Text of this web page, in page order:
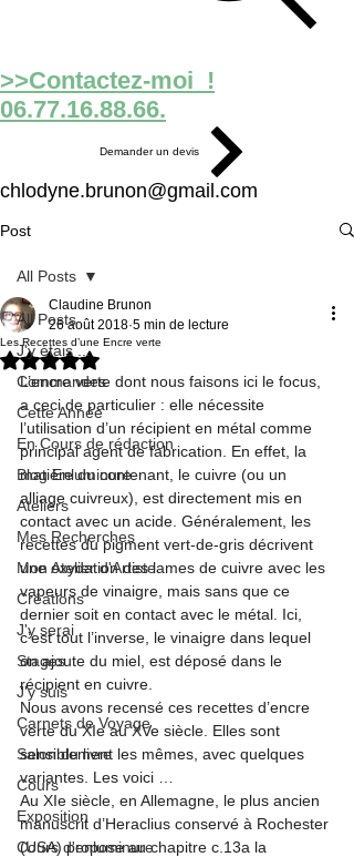
>>Contactez-moi !
06.77.16.88.66.
Demander un devis
chlodyne.brunon@gmail.com
Post
All Posts
J'y étais ...
Commandes
Cette Année
En Cours de rédaction
Blog Enluminure
Ateliers
Mes Recherches
Mon Atelier d'Artiste
Créations
J'y serai
Stages
J'y suis
Carnets de Voyage
Salon du livre
Cours
Exposition
Cours d'enluminure
All Posts
Les Recettes d’une Encre verte
Claudine Brunon
26 août 2018 5 min de lecture
Noté NaN étoiles sur 5.
L’encre verte dont nous faisons ici le focus,
a ceci de particulier : elle nécessite
l’utilisation d’un récipient en métal comme
principal agent de fabrication. En effet, la
matière du contenant, le cuivre (ou un
alliage cuivreux), est directement mis en
contact avec un acide. Généralement, les
recettes du pigment vert-de-gris décrivent
une oxydation des lames de cuivre avec les
vapeurs de vinaigre, mais sans que ce
dernier soit en contact avec le métal. Ici,
c’est tout l’inverse, le vinaigre dans lequel
on ajoute du miel, est déposé dans le
récipient en cuivre.
Nous avons recensé ces recettes d’encre
verte du XIe au XVe siècle. Elles sont
sensiblement les mêmes, avec quelques
variantes. Les voici …
Au XIe siècle, en Allemagne, le plus ancien
manuscrit d’Heraclius conservé à Rochester
(USA) propose au chapitre c.13a la